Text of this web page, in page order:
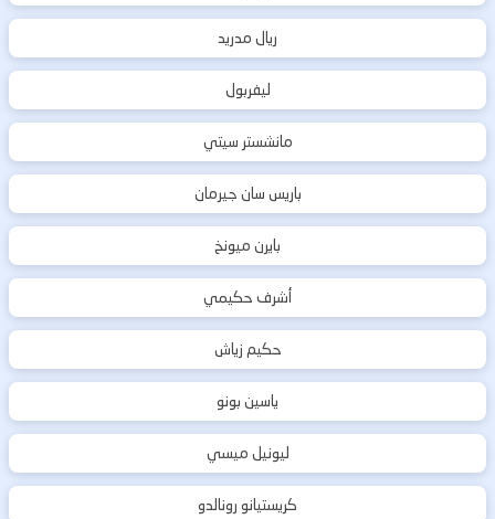
ريال مدريد
ليفربول
مانشستر سيتي
باريس سان جيرمان
بايرن ميونخ
أشرف حكيمي
حكيم زياش
ياسين بونو
ليونيل ميسي
كريستيانو رونالدو